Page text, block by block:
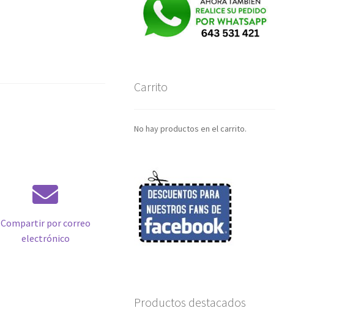
Compartir por correo
electrónico
Carrito
No hay productos en el carrito.
Productos destacados